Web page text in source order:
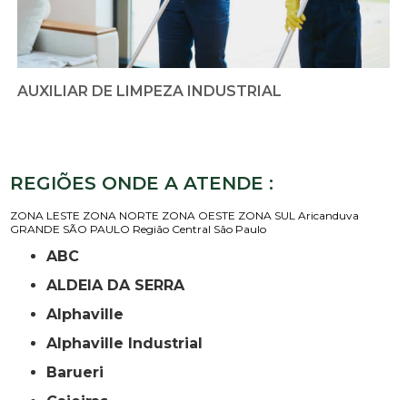
AUXILIAR DE LIMPEZA INDUSTRIAL
REGIÕES ONDE A ATENDE :
ZONA LESTE ZONA NORTE ZONA OESTE ZONA SUL Aricanduva
GRANDE SÃO PAULO Região Central São Paulo
ABC
ALDEIA DA SERRA
Alphaville
Alphaville Industrial
Barueri